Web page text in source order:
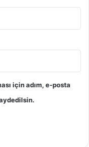
için adım, e-posta